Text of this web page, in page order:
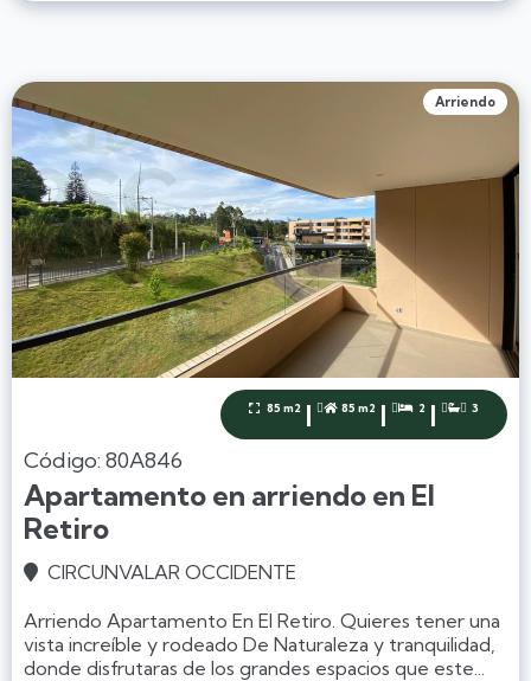
Arriendo
 85 m2 |  85 m2 |  2 |  3
Código: 80A846
Apartamento en arriendo en El
Retiro
 CIRCUNVALAR OCCIDENTE
Arriendo Apartamento En El Retiro. Quieres tener una
vista increíble y rodeado De Naturaleza y tranquilidad,
donde disfrutaras de los grandes espacios que este...